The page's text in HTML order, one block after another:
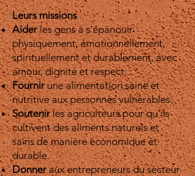
Leurs missions
Aiderles gens à s'épanouir
physiquement, émotionnellement,
spirituellement et durablement, avec
amour, dignité et respect.
Fournirune alimentation saine et
nutritive aux personnes vulnérables.
Soutenirles agriculteurs pour qu'ils
cultivent des aliments naturels et
sains de manière économique et
durable.
Donneraux entrepreneurs du secteur